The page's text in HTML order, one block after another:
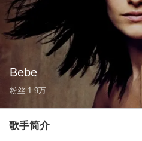
Bebe
粉丝 1.9万
歌手简介